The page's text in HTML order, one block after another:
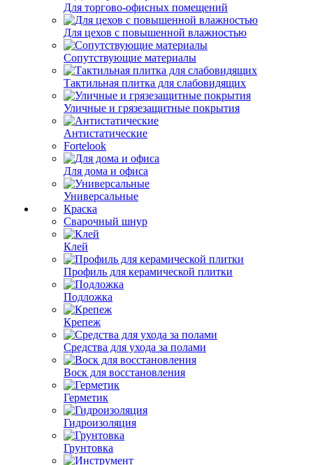
Для торгово-офисных помещений
Для цехов с повышенной влажностью
Сопутствующие материалы
Тактильная плитка для слабовидящих
Уличные и грязезащитные покрытия
Антистатические
Fortelook
Для дома и офиса
Универсальные
Краска
Сварочный шнур
Клей
Профиль для керамической плитки
Подложка
Крепеж
Средства для ухода за полами
Воск для восстановления
Герметик
Гидроизоляция
Грунтовка